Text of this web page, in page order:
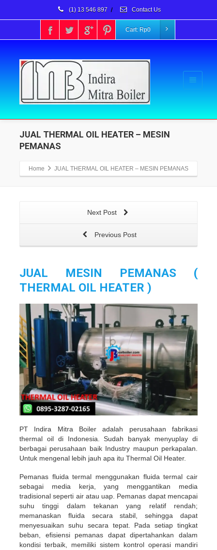
(1) 13 546 897 / Contact Us
Cart: Rp0
JUAL THERMAL OIL HEATER – MESIN
PEMANAS
Home JUAL THERMAL OIL HEATER – MESIN PEMANAS
Next Post
Previous Post
JUAL MESIN PEMANAS (
THERMAL OIL HEATER )
PT Indira Mitra Boiler adalah perusahaan fabrikasi
thermal oil di Indonesia. Sudah banyak menyuplay di
berbagai perusahaan baik Industry maupun perkapalan.
Untuk mengenal lebih jauh apa itu Thermal Oil Heater.
Pemanas fluida termal menggunakan fluida termal cair
sebagai media kerja, yang menggantikan media
tradisional seperti air atau uap. Pemanas dapat mencapai
suhu tinggi dalam tekanan yang relatif rendah;
memanaskan fluida secara stabil, sehingga dapat
menyesuaikan suhu secara tepat. Pada setiap tingkat
beban, efisiensi pemanas dapat dipertahankan dalam
kondisi terbaik, memiliki sistem kontrol operasi mandiri